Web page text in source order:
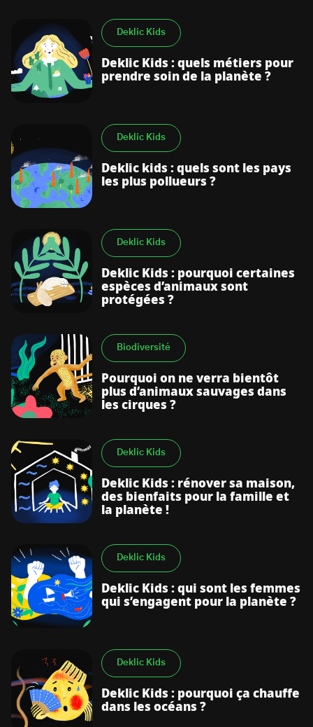
Deklic Kids
Deklic Kids : quels métiers pour
prendre soin de la planète ?
Deklic Kids
Deklic kids : quels sont les pays
les plus pollueurs ?
Deklic Kids
Deklic Kids : pourquoi certaines
espèces d’animaux sont
protégées ?
Biodiversité
Pourquoi on ne verra bientôt
plus d’animaux sauvages dans
les cirques ?
Deklic Kids
Deklic Kids : rénover sa maison,
des bienfaits pour la famille et
la planète !
Deklic Kids
Deklic Kids : qui sont les femmes
qui s’engagent pour la planète ?
Deklic Kids
Deklic Kids : pourquoi ça chauffe
dans les océans ?